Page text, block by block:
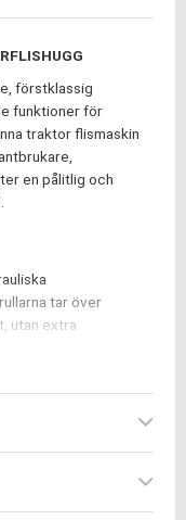
förstklassig
funktioner för
traktor flismaskin
en pålitlig och
tar över
utan extra
materialet. Från små